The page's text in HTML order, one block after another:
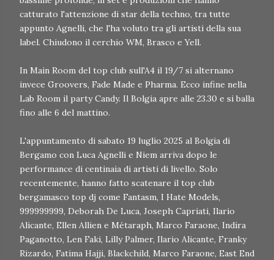
catturato l'attenzione di star della techno, tra tutte
appunto Agnelli, che l'ha voluto tra gli artisti della sua
label. Chiudono il cerchio WM, Brasco e Yell.
In Main Room del top club sull'A4 il 19/7 si alternano
invece Groovers, Fade Made e Pharma. Ecco infine nella
Lab Room il party Candy. Il Bolgia apre alle 23.30 e si balla
fino alle 6 del mattino.
L'appuntamento di sabato 19 luglio 2025 al Bolgia di
Bergamo con Luca Agnelli e Niem arriva dopo le
performance di centinaia di artisti di livello. Solo
recentemente, hanno fatto scatenare il top club
bergamasco top dj come Fantasm, I Hate Models,
999999999, Deborah De Luca, Joseph Capriati, Ilario
Alicante, Ellen Allien e Métaraph, Marco Faraone, Indira
Paganotto, Len Faki, Lilly Palmer, Ilario Alicante, Franky
Rizardo, Fatima Hajji, Blackchild, Marco Faraone, East End